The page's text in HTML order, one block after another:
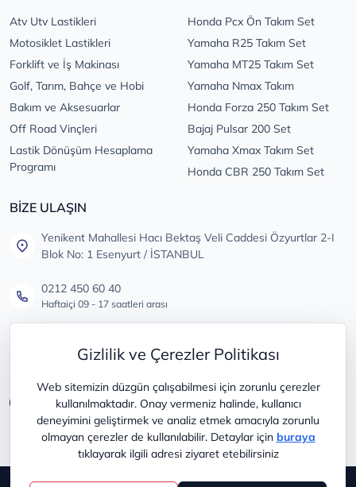
Gizlilik ve Çerezler Politikası
Web sitemizin düzgün çalışabilmesi için zorunlu çerezler
kullanılmaktadır. Onay vermeniz halinde, kullanıcı
deneyimini geliştirmek ve analiz etmek amacıyla zorunlu
olmayan çerezler de kullanılabilir. Detaylar için buraya
tıklayarak ilgili adresi ziyaret etebilirsiniz
Atv Utv Lastikleri
Motosiklet Lastikleri
Forklift ve İş Makinası
Golf, Tarım, Bahçe ve Hobi
Bakım ve Aksesuarlar
Off Road Vinçleri
Lastik Dönüşüm Hesaplama
Programı
Honda Pcx Ön Takım Set
Yamaha R25 Takım Set
Yamaha MT25 Takım Set
Yamaha Nmax Takım
Honda Forza 250 Takım Set
Bajaj Pulsar 200 Set
Yamaha Xmax Takım Set
Honda CBR 250 Takım Set
BİZE ULAŞIN
Yenikent Mahallesi Hacı Bektaş Veli Caddesi Özyurtlar 2-I
Blok No: 1 Esenyurt / İSTANBUL
0212 450 60 40
Haftaiçi 09 - 17 saatleri arası
Tüm öneri ve şikayetleriniz için